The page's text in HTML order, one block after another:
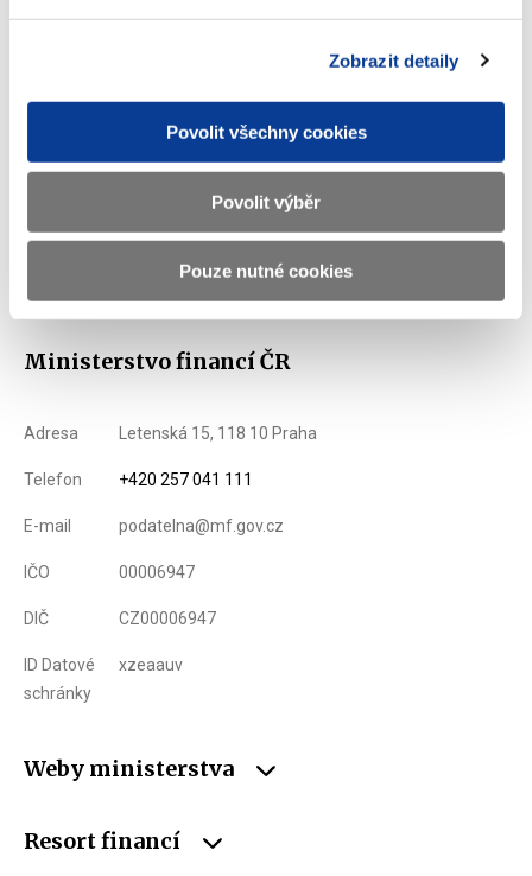
Zobrazit detaily
Povolit všechny cookies
Povolit výběr
Pouze nutné cookies
Stáhnout vybrané (0)
Ministerstvo financí ČR
Adresa Letenská 15, 118 10 Praha
Telefon +420 257 041 111
E-mail podatelna@mf.gov.cz
IČO 00006947
DIČ CZ00006947
ID Datové
schránky
xzeaauv
Weby ministerstva
Resort financí